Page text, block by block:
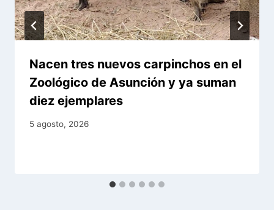
Nacen tres nuevos carpinchos en el
Zoológico de Asunción y ya suman
diez ejemplares
5 agosto, 2026